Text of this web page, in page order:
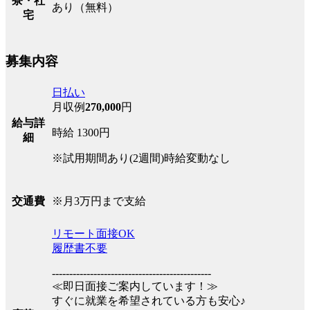
宅
あり（無料）
募集内容
給与詳
細
日払い
月収例270,000円
時給 1300円
※試用期間あり(2週間)時給変動なし
交通費 ※月3万円まで支給
リモート面接OK
履歴書不要
----------------------------------------------
≪即日面接ご案内しています！≫
すぐに就業を希望されている方も安心♪